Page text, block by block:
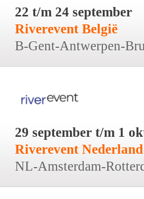
22 t/m 24 september
Riverevent België
B-Gent-Antwerpen-
29 september t/m 1
Riverevent Nederland
NL-Amsterdam-